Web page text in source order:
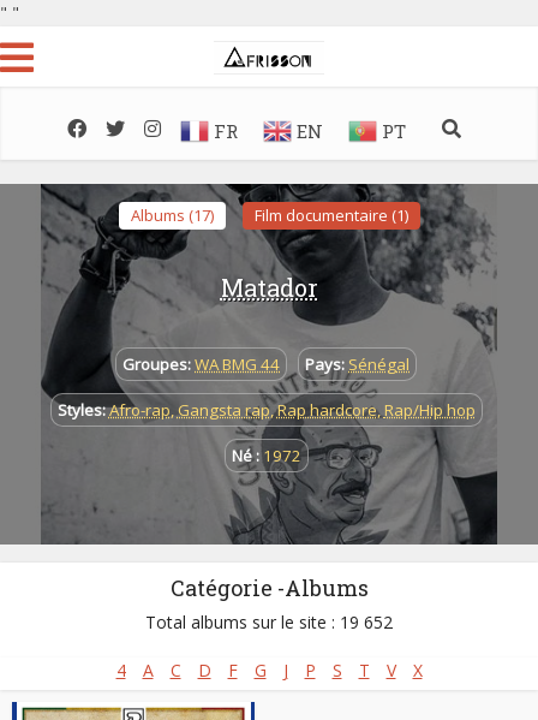
" "
FR EN PT
Albums (17) Film documentaire (1)
Matador
Groupes:WA BMG 44 Pays: Sénégal
Styles:Afro-rap,Gangsta rap,Rap hardcore, Rap/Hip hop
Né : 1972
Catégorie -Albums
Total albums sur le site : 19 652
4 A C D F G J P S T V X